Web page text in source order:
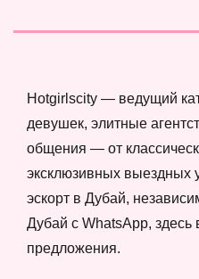
Hotgirlscity — ведущий
девушек, элитные
общения — от
эксклюзивных выездных
эскорт в Дубай,
Дубай с WhatsApp,
предложения.